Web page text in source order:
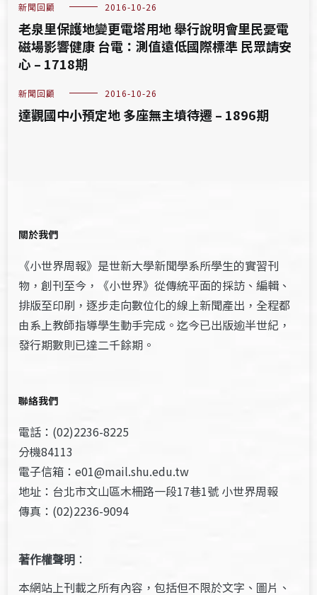
新聞回顧 2016-10-26
老泉里保護地變更電塔用地 舉行說明會里民憂電
磁場影響健康 台電：測值遠低國際標準 民眾請安
心 – 1718期
新聞回顧 2016-10-26
達觀國中小預定地 多座無主墳待遷 – 1896期
關於我們
《小世界周報》是世新大學新聞學系所學生的實習刊
物，創刊至今，《小世界》從傳統平面的採訪、編輯、
排版至印刷，逐步走向數位化的線上新聞產出，全程都
由系上教師指導學生動手完成。迄今已出版逾半世紀，
發行期數則已達二千餘期。
聯絡我們
電話：(02)2236-8225
分機84113
電子信箱：e01@mail.shu.edu.tw
地址：台北市文山區木柵路一段17巷1號 小世界周報
傳真：(02)2236-9094
著作權聲明 ：
本網站上刊載之所有內容，包括但不限於文字、圖片、